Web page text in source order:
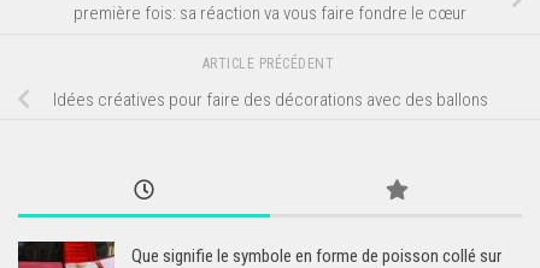
première fois: sa réaction va vous faire fondre le cœur
ARTICLE PRÉCÉDENT
Idées créatives pour faire des décorations avec des ballons
Que signifie le symbole en forme de poisson collé sur